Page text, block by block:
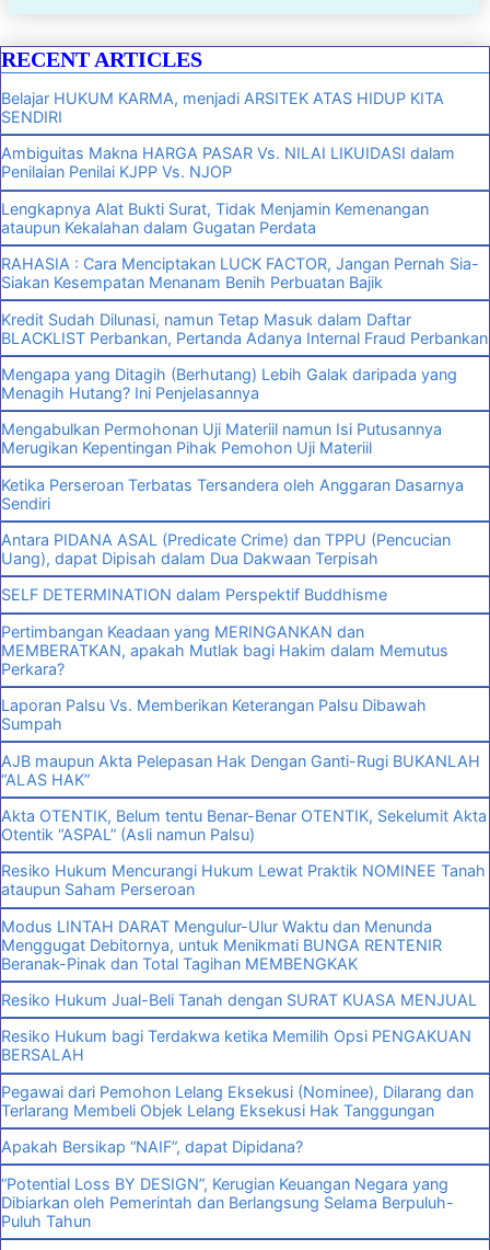
RECENT ARTICLES
Belajar HUKUM KARMA, menjadi ARSITEK ATAS HIDUP KITA
SENDIRI
Ambiguitas Makna HARGA PASAR Vs. NILAI LIKUIDASI dalam
Penilaian Penilai KJPP Vs. NJOP
Lengkapnya Alat Bukti Surat, Tidak Menjamin Kemenangan
ataupun Kekalahan dalam Gugatan Perdata
RAHASIA : Cara Menciptakan LUCK FACTOR, Jangan Pernah Sia-
Siakan Kesempatan Menanam Benih Perbuatan Bajik
Kredit Sudah Dilunasi, namun Tetap Masuk dalam Daftar
BLACKLIST Perbankan, Pertanda Adanya Internal Fraud Perbankan
Mengapa yang Ditagih (Berhutang) Lebih Galak daripada yang
Menagih Hutang? Ini Penjelasannya
Mengabulkan Permohonan Uji Materiil namun Isi Putusannya
Merugikan Kepentingan Pihak Pemohon Uji Materiil
Ketika Perseroan Terbatas Tersandera oleh Anggaran Dasarnya
Sendiri
Antara PIDANA ASAL (Predicate Crime) dan TPPU (Pencucian
Uang), dapat Dipisah dalam Dua Dakwaan Terpisah
SELF DETERMINATION dalam Perspektif Buddhisme
Pertimbangan Keadaan yang MERINGANKAN dan
MEMBERATKAN, apakah Mutlak bagi Hakim dalam Memutus
Perkara?
Laporan Palsu Vs. Memberikan Keterangan Palsu Dibawah
Sumpah
AJB maupun Akta Pelepasan Hak Dengan Ganti-Rugi BUKANLAH
“ALAS HAK”
Akta OTENTIK, Belum tentu Benar-Benar OTENTIK, Sekelumit Akta
Otentik “ASPAL” (Asli namun Palsu)
Resiko Hukum Mencurangi Hukum Lewat Praktik NOMINEE Tanah
ataupun Saham Perseroan
Modus LINTAH DARAT Mengulur-Ulur Waktu dan Menunda
Menggugat Debitornya, untuk Menikmati BUNGA RENTENIR
Beranak-Pinak dan Total Tagihan MEMBENGKAK
Resiko Hukum Jual-Beli Tanah dengan SURAT KUASA MENJUAL
Resiko Hukum bagi Terdakwa ketika Memilih Opsi PENGAKUAN
BERSALAH
Pegawai dari Pemohon Lelang Eksekusi (Nominee), Dilarang dan
Terlarang Membeli Objek Lelang Eksekusi Hak Tanggungan
Apakah Bersikap “NAIF”, dapat Dipidana?
“Potential Loss BY DESIGN”, Kerugian Keuangan Negara yang
Dibiarkan oleh Pemerintah dan Berlangsung Selama Berpuluh-
Puluh Tahun